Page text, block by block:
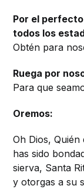
Por el
todos los
Obtén para
Ruega por
Para que
Oremos:
Oh Dios,
has sido
sierva, Santa
y otorgas a su